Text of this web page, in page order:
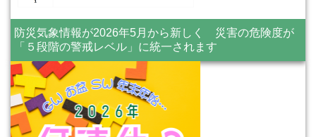
防災気象情報が2026年5月から新しく 災害の危険度が
「５段階の警戒レベル」に統一されます